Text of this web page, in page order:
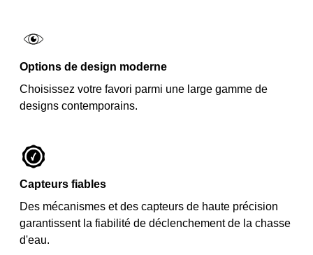
Options de design moderne
Choisissez votre favori parmi une large gamme de
designs contemporains.
Capteurs fiables
Des mécanismes et des capteurs de haute précision
garantissent la fiabilité de déclenchement de la chasse
d'eau.